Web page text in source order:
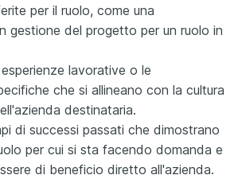
per il ruolo, come una
gestione del progetto per un ruolo in
lavorative o le
che si allineano con la cultura
destinataria.
di successi passati che dimostrano
per cui si sta facendo domanda e
di beneficio diretto all'azienda.